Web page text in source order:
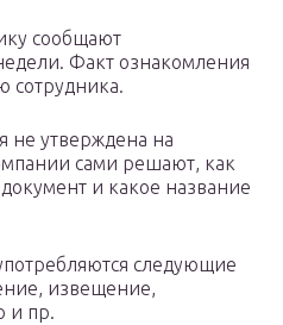
сообщают
Факт ознакомления
сотрудника.
не утверждена на
сами решают, как
и какое название
следующие
извещение,
и пр.